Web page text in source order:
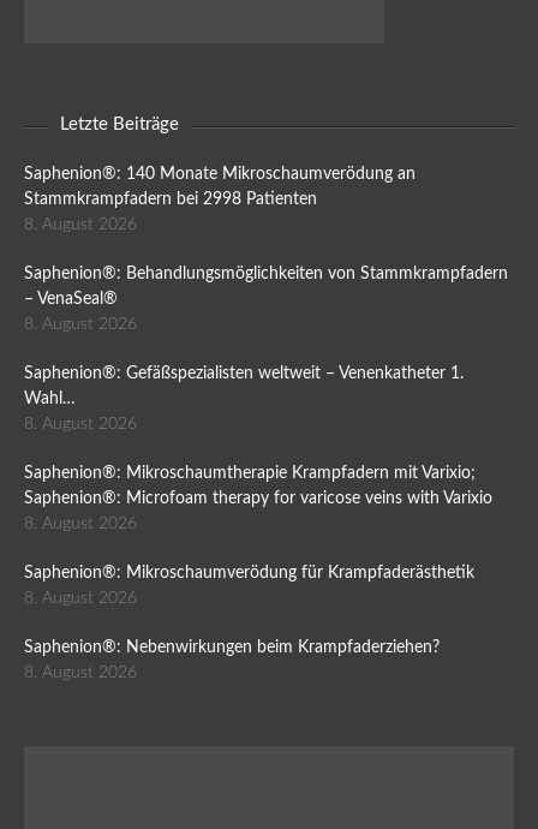
Letzte Beiträge
Saphenion®: 140 Monate Mikroschaumverödung an
Stammkrampfadern bei 2998 Patienten
8. August 2026
Saphenion®: Behandlungsmöglichkeiten von Stammkrampfadern
– VenaSeal®
8. August 2026
Saphenion®: Gefäßspezialisten weltweit – Venenkatheter 1.
Wahl…
8. August 2026
Saphenion®: Mikroschaumtherapie Krampfadern mit Varixio;
Saphenion®: Microfoam therapy for varicose veins with Varixio
8. August 2026
Saphenion®: Mikroschaumverödung für Krampfaderästhetik
8. August 2026
Saphenion®: Nebenwirkungen beim Krampfaderziehen?
8. August 2026